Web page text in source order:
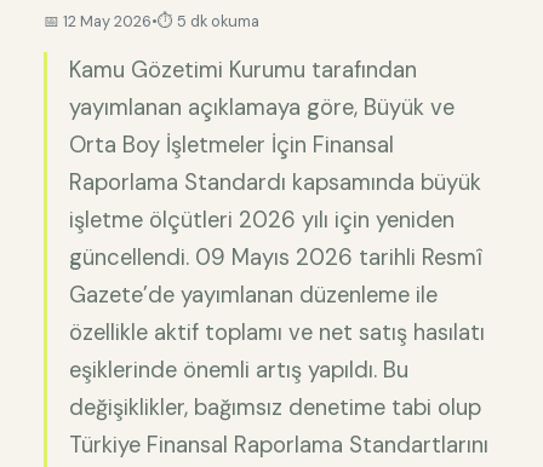
📅 12 May 2026•⏱️ 5 dk okuma
Kamu Gözetimi Kurumu tarafından
yayımlanan açıklamaya göre, Büyük ve
Orta Boy İşletmeler İçin Finansal
Raporlama Standardı kapsamında büyük
işletme ölçütleri 2026 yılı için yeniden
güncellendi. 09 Mayıs 2026 tarihli Resmî
Gazete’de yayımlanan düzenleme ile
özellikle aktif toplamı ve net satış hasılatı
eşiklerinde önemli artış yapıldı. Bu
değişiklikler, bağımsız denetime tabi olup
Türkiye Finansal Raporlama Standartlarını